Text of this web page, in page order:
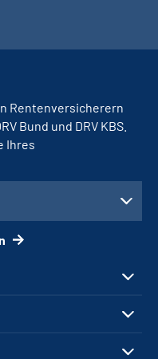
Rentenversicherern
Bund und DRV KBS.
Ihres